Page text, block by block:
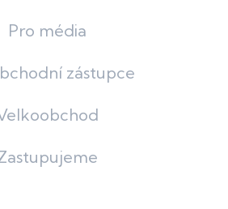
Pro média
zástupce